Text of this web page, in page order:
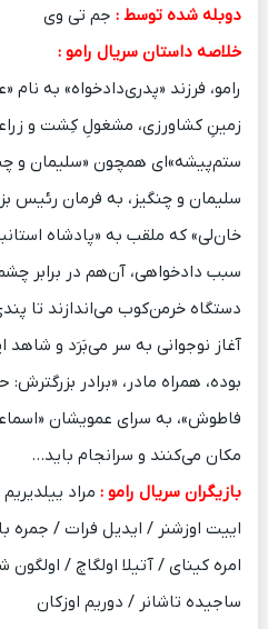
دوبله شده توسط :جم تی وی
خلاصه داستان سریال رامو :
رامو، فرزند «پدری‌دادخواه» به
زمینِ کشاورزی، مشغولِ کِشت و
ستم‌پیشه»ای همچون «سلیمان و
سلیمان و چنگیز، به فرمان رئیس
خان‌لی» که ملقب به «پادشاه
سبب دادخواهی‌‌، آن‌هم در برابر
دستگاه خرمن‌کوب می‌اندازند تا
آغاز نوجوانی به سر می‌بَرَد و شاهد
بوده، همراه مادر، «برادر
فاطوش»، به سرای عمویشان
مکان می‌کنند و سرانجام باید…
بازیگران سریال رامو :مراد
اییت اوزشنر / ایدیل فرات /
امره کینای / آتیلا اولگاچ /
ساجیده تاشانر / دوریم اوزکان